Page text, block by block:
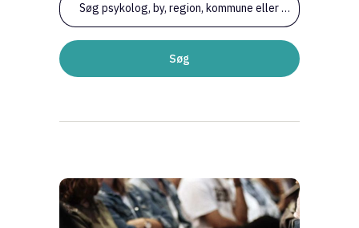
Søg psykolog, by, region, kommune eller erfaring
Søg